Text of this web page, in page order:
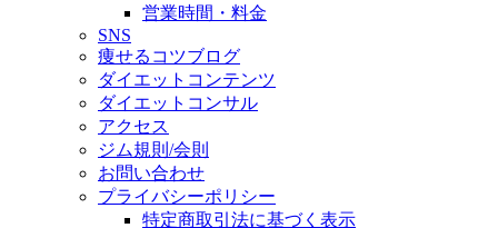
営業時間・料金
SNS
痩せるコツブログ
ダイエットコンテンツ
ダイエットコンサル
アクセス
ジム規則/会則
お問い合わせ
プライバシーポリシー
特定商取引法に基づく表示